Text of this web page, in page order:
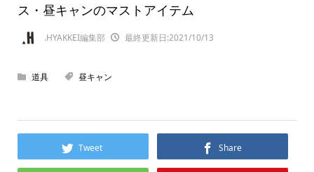
ス・昼キャンのマストアイテム
.HYAKKEI編集部 最終更新日:2021/10/13
道具 昼キャン
Tweet Share